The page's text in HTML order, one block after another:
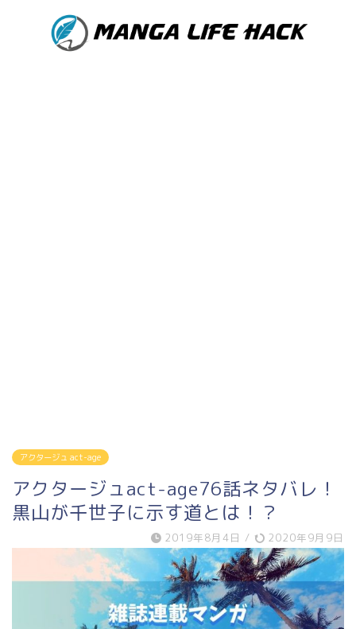
アクタージュ act-age
アクタージュact-age76話ネタバレ！
黒山が千世子に示す道とは！？
2019年8月4日 / 2020年9月9日